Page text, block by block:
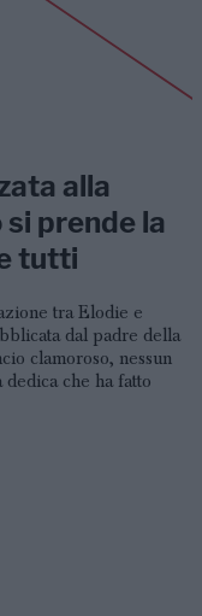
alla
prende la
tutti
tra Elodie e
dal padre della
clamoroso, nessun
che ha fatto